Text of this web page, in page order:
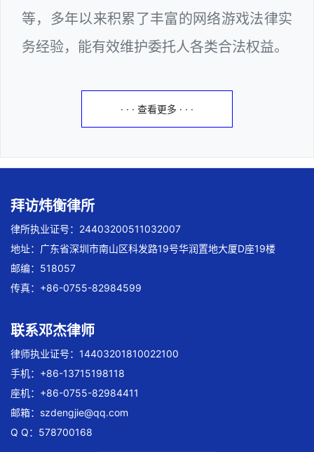
等，多年以来积累了丰富的网络游戏法律实
务经验，能有效维护委托人各类合法权益。
· · · 查看更多 · · ·
拜访炜衡律所
律所执业证号：24403200511032007
地址：广东省深圳市南山区科发路19号华润置地大厦D座19楼
邮编：518057
传真：+86-0755-82984599
联系邓杰律师
律师执业证号：14403201810022100
手机：+86-13715198118
座机：+86-0755-82984411
邮箱： szdengjie@qq.com
Q Q：578700168